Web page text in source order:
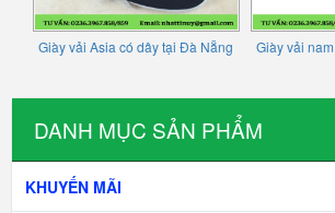
DANH MỤC SẢN PHẨM
KHUYẾN MÃI
Giày vải Asia có dây tại Đà Nẵng Giày vải